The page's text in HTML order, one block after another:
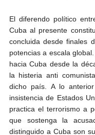
El diferendo político
Cuba al presente
concluida desde finales
potencias a escala
hacia Cuba desde la
la histeria anti
dicho país. A lo
insistencia de Estados
practica el terrorismo a
que sostenga la
distinguido a Cuba son